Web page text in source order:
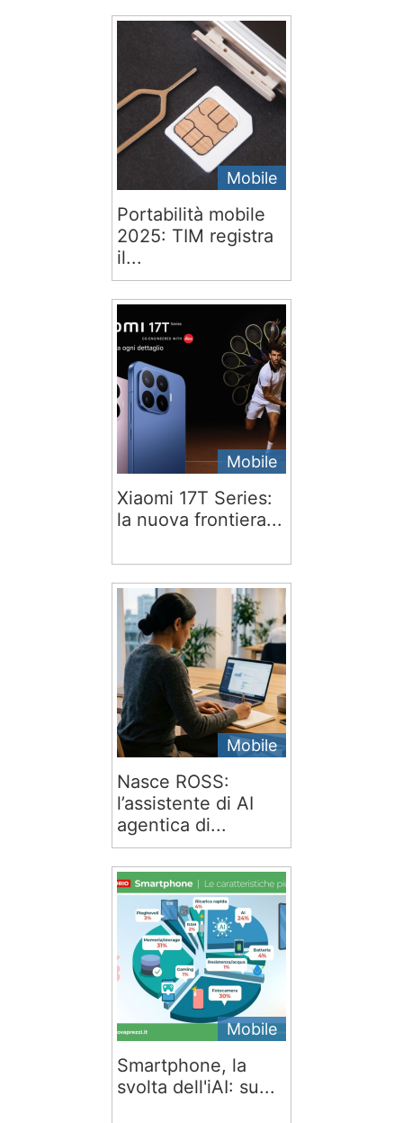
Mobile
Portabilità mobile
2025: TIM registra
il...
Mobile
Xiaomi 17T Series:
la nuova frontiera...
Mobile
Nasce ROSS:
l’assistente di AI
agentica di...
Mobile
Smartphone, la
svolta dell'iAI: su...